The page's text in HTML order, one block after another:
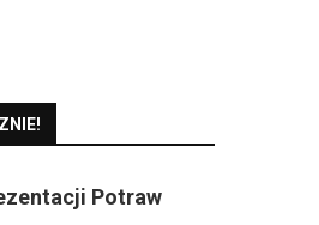
Potraw